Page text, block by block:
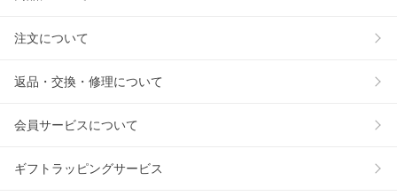
注文について
返品・交換・修理について
会員サービスについて
ギフトラッピングサービス